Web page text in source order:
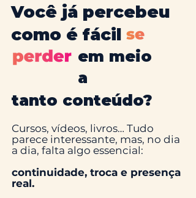
Você já percebeu
como é fácil
em meio
a
tanto conteúdo?
Cursos, vídeos, livros… Tudo
parece interessante, mas, no dia
a dia, falta algo essencial:​
continuidade, troca e presença
real.​​